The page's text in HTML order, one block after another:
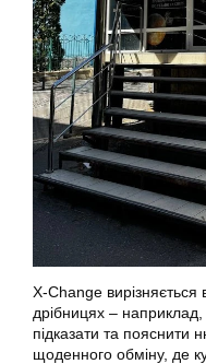
X-Change вирізняється
дрібницях –
підказати та пояснити
щоденного обміну, де